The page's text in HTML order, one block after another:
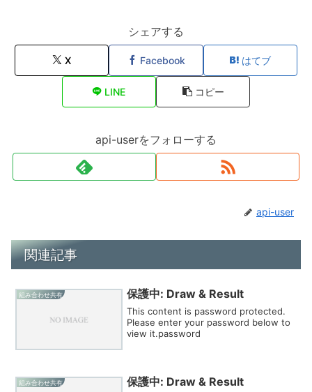
シェアする
X Facebook はてブ
LINE コピー
api-userをフォローする
api-user
関連記事
組み合わせ共有 保護中: Draw & Result
This content is password protected.
Please enter your password below to
view it.password
組み合わせ共有 保護中: Draw & Result